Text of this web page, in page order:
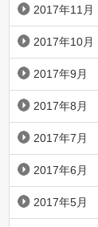
2017年11月
2017年10月
2017年9月
2017年8月
2017年7月
2017年6月
2017年5月